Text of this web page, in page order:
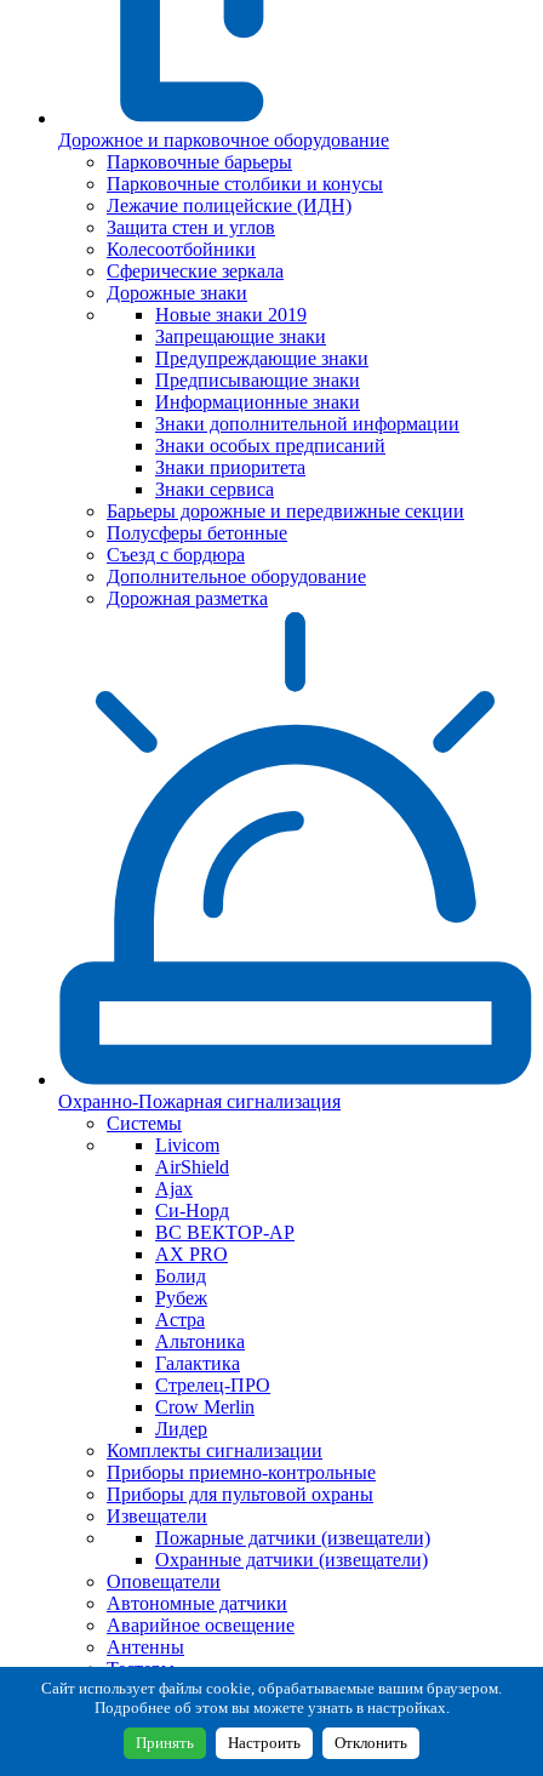
Дорожное и парковочное оборудование
Парковочные барьеры
Парковочные столбики и конусы
Лежачие полицейские (ИДН)
Защита стен и углов
Колесоотбойники
Сферические зеркала
Дорожные знаки
Новые знаки 2019
Запрещающие знаки
Предупреждающие знаки
Предписывающие знаки
Информационные знаки
Знаки дополнительной информации
Знаки особых предписаний
Знаки приоритета
Знаки сервиса
Барьеры дорожные и передвижные секции
Полусферы бетонные
Съезд с бордюра
Дополнительное оборудование
Дорожная разметка
Охранно-Пожарная сигнализация
Системы
Livicom
AirShield
Ajax
Си-Норд
ВС ВЕКТОР-АР
AX PRO
Болид
Рубеж
Астра
Альтоника
Галактика
Стрелец-ПРО
Crow Merlin
Лидер
Комплекты сигнализации
Приборы приемно-контрольные
Приборы для пультовой охраны
Извещатели
Пожарные датчики (извещатели)
Охранные датчики (извещатели)
Оповещатели
Автономные датчики
Аварийное освещение
Антенны
Тестеры
Система сбора извещений
Расходные и монтажные материалы
Коробки коммутационные
Кронштейны для извещателей
Сайт использует файлы cookie, обрабатываемые вашим браузером.
Подробнее об этом вы можете узнать в настройках.
Принять Настроить Отклонить